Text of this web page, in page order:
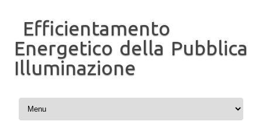
Efficientamento
Energetico della Pubblica
Illuminazione
Vai al contenuto